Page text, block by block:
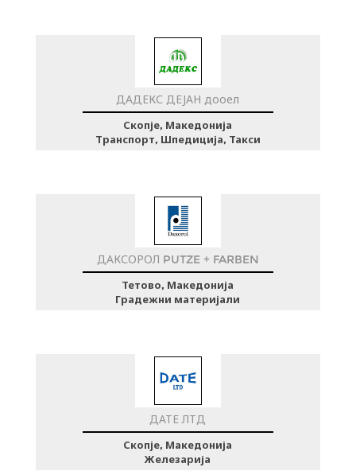
ДАДЕКС ДЕЈАН дооел
Скопје, Македонија
Транспорт, Шпедиција, Такси
ДАКСОРОЛ PUTZE + FARBEN
Тетово, Македонија
Градежни материјали
ДАТЕ ЛТД
Скопје, Македонија
Железарија